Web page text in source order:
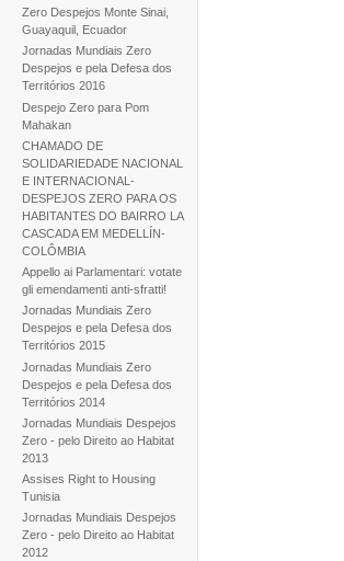
Zero Despejos Monte Sinai,
Guayaquil, Ecuador
Jornadas Mundiais Zero
Despejos e pela Defesa dos
Territórios 2016
Despejo Zero para Pom
Mahakan
CHAMADO DE
SOLIDARIEDADE NACIONAL
E INTERNACIONAL-
DESPEJOS ZERO PARA OS
HABITANTES DO BAIRRO LA
CASCADA EM MEDELLÍN-
COLÔMBIA
Appello ai Parlamentari: votate
gli emendamenti anti-sfratti!
Jornadas Mundiais Zero
Despejos e pela Defesa dos
Territórios 2015
Jornadas Mundiais Zero
Despejos e pela Defesa dos
Territórios 2014
Jornadas Mundiais Despejos
Zero - pelo Direito ao Habitat
2013
Assises Right to Housing
Tunisia
Jornadas Mundiais Despejos
Zero - pelo Direito ao Habitat
2012